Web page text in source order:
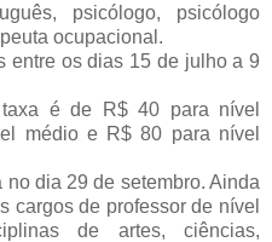
psicólogo, psicólogo
ocupacional.
entre os dias 15 de julho a 9
taxa é de R$ 40 para nível
médio e R$ 80 para nível
dia 29 de setembro. Ainda
cargos de professor de nível
de artes, ciências,